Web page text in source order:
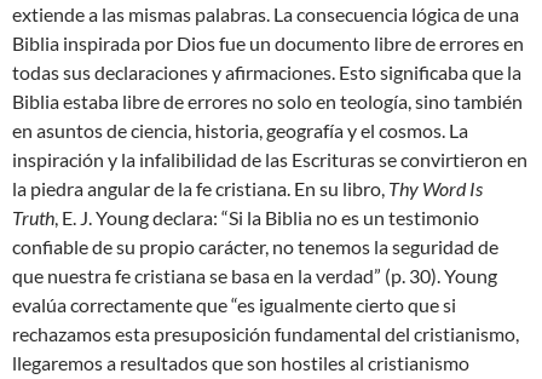
extiende a las mismas palabras. La consecuencia lógica de una
Biblia inspirada por Dios fue un documento libre de errores en
todas sus declaraciones y afirmaciones. Esto significaba que la
Biblia estaba libre de errores no solo en teología, sino también
en asuntos de ciencia, historia, geografía y el cosmos. La
inspiración y la infalibilidad de las Escrituras se convirtieron en
la piedra angular de la fe cristiana. En su libro, Thy Word Is
Truth, E. J. Young declara: “Si la Biblia no es un testimonio
confiable de su propio carácter, no tenemos la seguridad de
que nuestra fe cristiana se basa en la verdad” (p. 30). Young
evalúa correctamente que “es igualmente cierto que si
rechazamos esta presuposición fundamental del cristianismo,
llegaremos a resultados que son hostiles al cristianismo